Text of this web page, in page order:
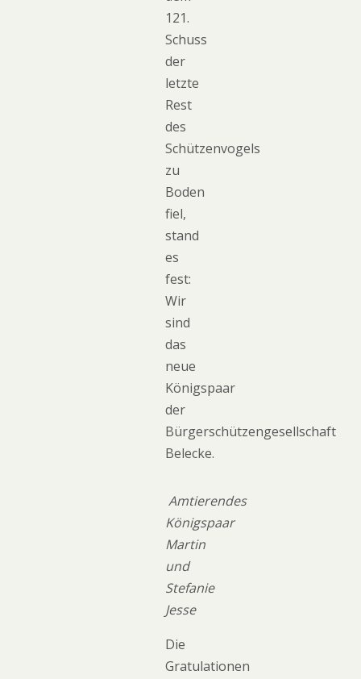
121.
Schuss
der
letzte
Rest
des
Schützenvogels
zu
Boden
fiel,
stand
es
fest:
Wir
sind
das
neue
Königspaar
der
Bürgerschützengesellschaft
Belecke.
Amtierendes
Königspaar
Martin
und
Stefanie
Jesse
Die
Gratulationen